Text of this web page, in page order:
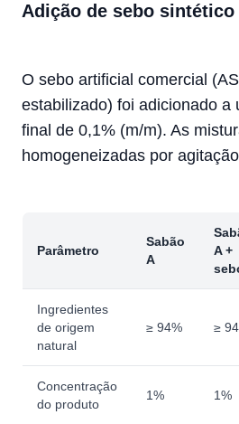
Adição de sebo sintético
O sebo artificial comercial
estabilizado) foi adicionado a
final de 0,1% (m/m). As
homogeneizadas por
Parâmetro
Sabão
A
A +
Ingredientes
de origem
natural
≥ 94% ≥
Concentração
do produto
1% 1%